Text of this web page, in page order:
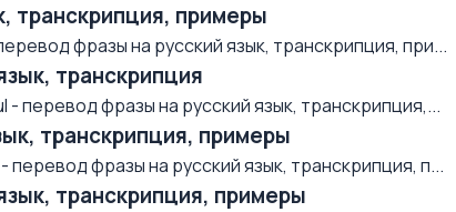
транскрипция, примеры
фразы на русский язык, транскрипция, при...
транскрипция
перевод фразы на русский язык, транскрипция,...
транскрипция, примеры
фразы на русский язык, транскрипция, п...
транскрипция, примеры